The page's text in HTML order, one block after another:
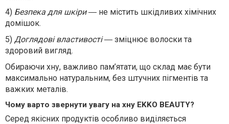
4) Безпека для шкіри― не містить шкідливих хімічних
домішок.
5) Доглядові властивості― зміцнює волоски та
здоровий вигляд.
Обираючи хну, важливо пам’ятати, що склад має бути
максимально натуральним, без штучних пігментів та
важких металів.
Чому варто звернути увагу на хну EKKO BEAUTY?
Серед якісних продуктів особливо виділяється